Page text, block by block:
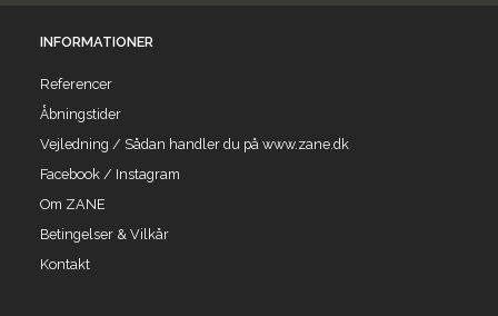
INFORMATIONER
Referencer
Åbningstider
Vejledning / Sådan handler du på www.zane.dk
Facebook / Instagram
Om ZANE
Betingelser & Vilkår
Kontakt